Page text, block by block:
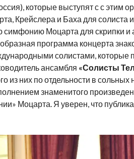
которые выступят с с этим
Крейслера и Баха для солиста
симфонию Моцарта для скрипки и
программа концерта
солистами, которые
ансамбля «Солисты
из них по отдельности в
знаменитого
Моцарта. Я уверен, что